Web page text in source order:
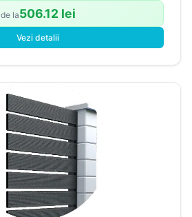
de la506.12 lei
Vezi detalii